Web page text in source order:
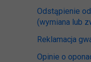
Odstąpienie
(wymiana lub
Reklamacja
Opinie o